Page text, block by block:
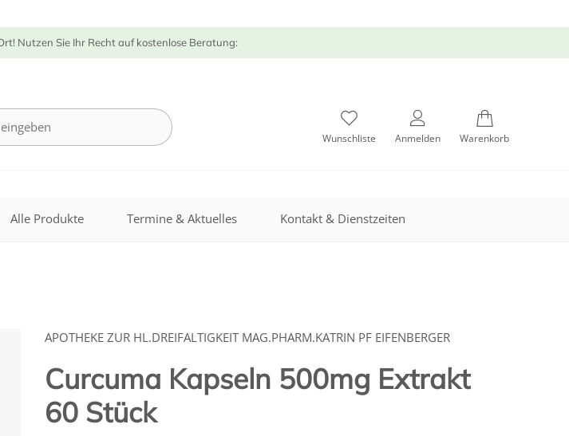
Nutzen Sie Ihr Recht auf kostenlose Beratung:
Wunschliste Anmelden Warenkorb
Alle Produkte Termine & Aktuelles Kontakt & Dienstzeiten
APOTHEKE ZUR HL.DREIFALTIGKEIT MAG.PHARM.KATRIN PF EIFENBERGER
Curcuma Kapseln 500mg Extrakt
60 Stück